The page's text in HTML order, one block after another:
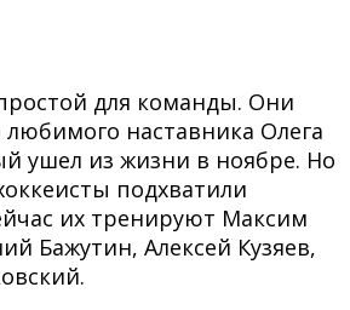
для команды. Они
любимого наставника Олега
ушел из жизни в ноябре. Но
подхватили
их тренируют Максим
Бажутин, Алексей Кузяев,